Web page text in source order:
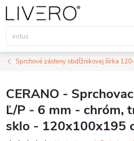
Prejsť
na
obsah
Sprchové zásteny obdĺžnikovej šírka
CERANO -
Ľ/P - 6 mm - chróm,
sklo - 120x100x195